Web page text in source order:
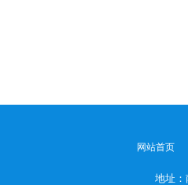
网站首页
地址：